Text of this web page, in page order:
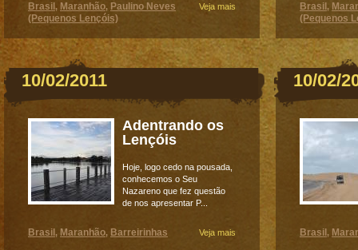
Veja mais
Brasil , Maranhão, Paulino Neves
(Pequenos Lençóis)
10/02/2011
Adentrando os
Lençóis
Hoje, logo cedo na pousada,
conhecemos o Seu
Nazareno que fez questão
de nos apresentar P...
Veja mais
Brasil , Maranhão, Barreirinhas
Brasil ,
(Pequenos
10/02/
Brasil ,